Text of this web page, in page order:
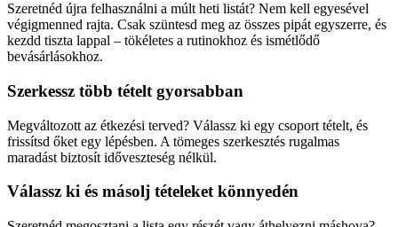
Szeretnéd újra felhasználni a múlt heti listát? Nem kell egyesével
végigmenned rajta. Csak szüntesd meg az összes pipát egyszerre, és
kezdd tiszta lappal – tökéletes a rutinokhoz és ismétlődő
bevásárlásokhoz.
Szerkessz több tételt gyorsabban
Megváltozott az étkezési terved? Válassz ki egy csoport tételt, és
frissítsd őket egy lépésben. A tömeges szerkesztés rugalmas
maradást biztosít időveszteség nélkül.
Válassz ki és másolj tételeket könnyedén